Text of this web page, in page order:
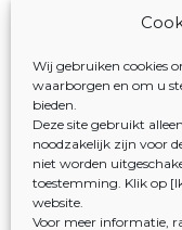
Wij gebruiken cookies
waarborgen en om u
bieden.
Deze site gebruikt
noodzakelijk zijn voor
niet worden
toestemming. Klik op
website.
Voor meer informatie,